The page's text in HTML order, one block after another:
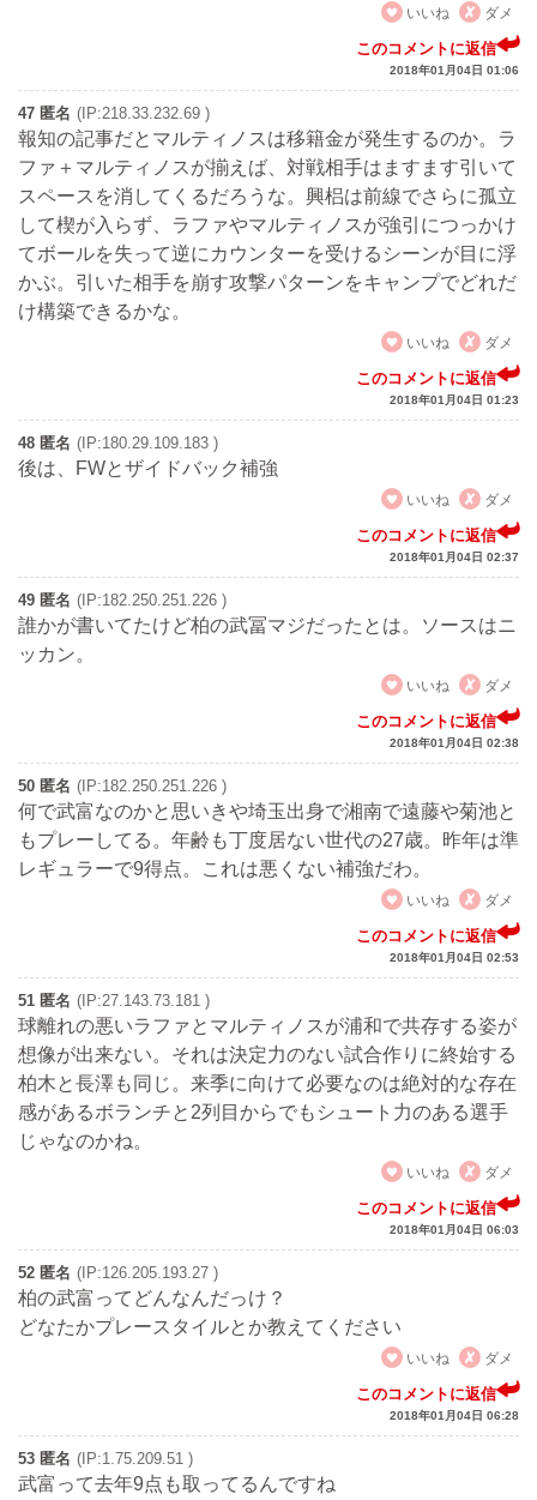
いいね
ダメ
このコメントに返信
2018年01月04日 01:06
47 匿名 (IP:218.33.232.69 )
報知の記事だとマルティノスは移籍金が発生するのか。ラ
ファ＋マルティノスが揃えば、対戦相手はますます引いて
スペースを消してくるだろうな。興梠は前線でさらに孤立
して楔が入らず、ラファやマルティノスが強引につっかけ
てボールを失って逆にカウンターを受けるシーンが目に浮
かぶ。引いた相手を崩す攻撃パターンをキャンプでどれだ
け構築できるかな。
いいね
ダメ
このコメントに返信
2018年01月04日 01:23
48 匿名 (IP:180.29.109.183 )
後は、FWとザイドバック補強
いいね
ダメ
このコメントに返信
2018年01月04日 02:37
49 匿名 (IP:182.250.251.226 )
誰かが書いてたけど柏の武冨マジだったとは。ソースはニ
ッカン。
いいね
ダメ
このコメントに返信
2018年01月04日 02:38
50 匿名 (IP:182.250.251.226 )
何で武富なのかと思いきや埼玉出身で湘南で遠藤や菊池と
もプレーしてる。年齢も丁度居ない世代の27歳。昨年は準
レギュラーで9得点。これは悪くない補強だわ。
いいね
ダメ
このコメントに返信
2018年01月04日 02:53
51 匿名 (IP:27.143.73.181 )
球離れの悪いラファとマルティノスが浦和で共存する姿が
想像が出来ない。それは決定力のない試合作りに終始する
柏木と長澤も同じ。来季に向けて必要なのは絶対的な存在
感があるボランチと2列目からでもシュート力のある選手
じゃなのかね。
いいね
ダメ
このコメントに返信
2018年01月04日 06:03
52 匿名 (IP:126.205.193.27 )
柏の武富ってどんなんだっけ？
どなたかプレースタイルとか教えてください
いいね
ダメ
このコメントに返信
2018年01月04日 06:28
53 匿名 (IP:1.75.209.51 )
武富って去年9点も取ってるんですね